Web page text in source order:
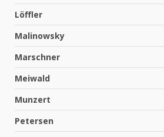
Löffler
Malinowsky
Marschner
Meiwald
Munzert
Petersen